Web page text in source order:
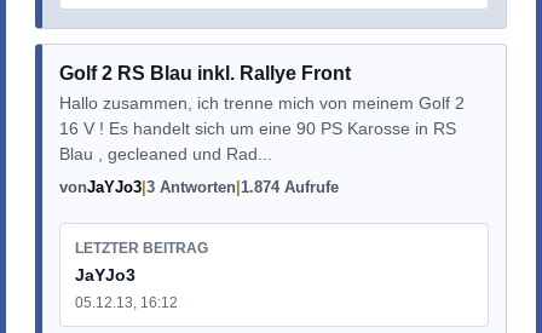
Golf 2 RS Blau inkl. Rallye Front
Hallo zusammen, ich trenne mich von meinem Golf 2
16 V ! Es handelt sich um eine 90 PS Karosse in RS
Blau , gecleaned und Rad...
vonJaYJo3 3 Antworten 1.874 Aufrufe
LETZTER BEITRAG
JaYJo3
05.12.13, 16:12